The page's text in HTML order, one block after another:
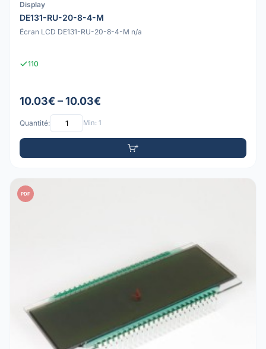
Display
DE131-RU-20-8-4-M
Écran LCD DE131-RU-20-8-4-M n/a
110
10.03€ – 10.03€
Quantité: Min: 1
PDF